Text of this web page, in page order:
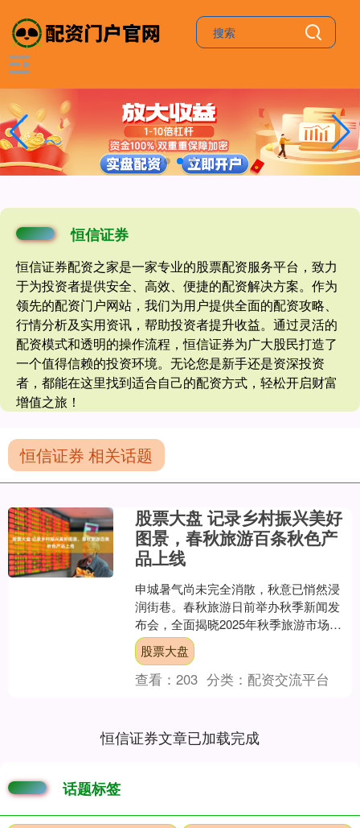
恒信证券
恒信证券配资之家是一家专业的股票配资服务平台，致力
于为投资者提供安全、高效、便捷的配资解决方案。作为
领先的配资门户网站，我们为用户提供全面的配资攻略、
行情分析及实用资讯，帮助投资者提升收益。通过灵活的
配资模式和透明的操作流程，恒信证券为广大股民打造了
一个值得信赖的投资环境。无论您是新手还是资深投资
者，都能在这里找到适合自己的配资方式，轻松开启财富
增值之旅！
恒信证券 相关话题
股票大盘 记录乡村振兴美好
图景，春秋旅游百条秋色产
品上线
申城暑气尚未完全消散，秋意已悄然浸
润街巷。春秋旅游日前举办秋季新闻发
布会，全面揭晓2025年秋季旅游市场新
趋势、新理念与新玩法，以百条主题线
路串联乡村振兴图景，....
股票大盘
查看：203 分类： 配资交流平台
恒信证券文章已加载完成
话题标签